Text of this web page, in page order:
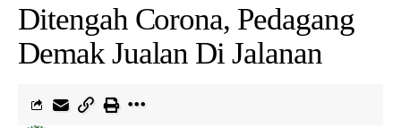
Ditengah Corona, Pedagang
Demak Jualan Di Jalanan